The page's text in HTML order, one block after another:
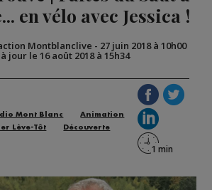
en vélo avec Jessica !
Montblanclive - 27 juin 2018 à 10h00
jour le 16 août 2018 à 15h34
Mont Blanc
Animation
Lève-Tôt
Découverte